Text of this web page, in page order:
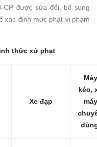
CP được sửa đổi, bổ sung
xác định mức phạt vi phạm
thức xử phạt
Xe đạp
Máy
kéo,
máy